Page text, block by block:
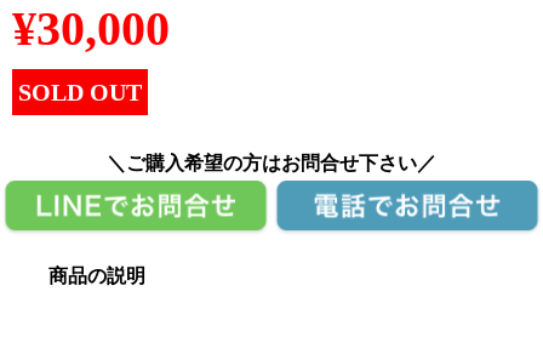
¥30,000
SOLD OUT
＼ご購入希望の方はお問合せ下さい／
商品の説明